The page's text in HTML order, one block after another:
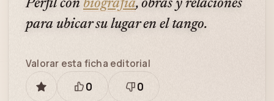
Perfil con biografía, obras y relaciones
para ubicar su lugar en el tango.
GUARDAR
Valorar esta ficha editorial
Está
0
Necesita
0